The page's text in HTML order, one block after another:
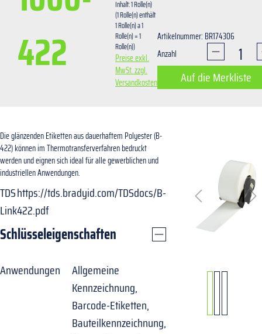
422
Inhalt:1 Rolle(n)
(1 Rolle(n) enthält
1 Rolle(n) a 1
Rolle(n) = 1
Rolle(n))
Preise exkl.
MwSt. zzgl.
Versandkosten
Artikelnummer: BR174306
Anzahl
Produkt
Auf die Merkliste
Die glänzenden Etiketten aus dauerhaftem Polyester (B-
422) können im Thermotransferverfahren bedruckt
werden und eignen sich ideal für alle gewerblichen und
industriellen Anwendungen.
TDS
Link
https://tds.bradyid.com/TDSdocs/B-
422.pdf
Schlüsseleigenschaften
Anwendungen
Allgemeine
Kennzeichnung,
Barcode-Etiketten,
Bauteilkennzeichnung,